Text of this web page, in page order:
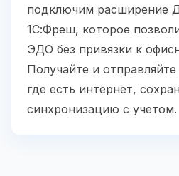
подключим расширение
1С:Фреш, которое
ЭДО без привязки к
Получайте и
где есть интернет,
синхронизацию с учетом.